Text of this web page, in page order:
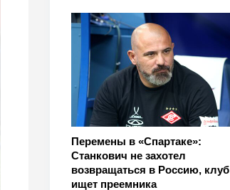
Перемены в «Спартаке»:
Станкович не захотел
возвращаться в Россию, клуб
ищет преемника